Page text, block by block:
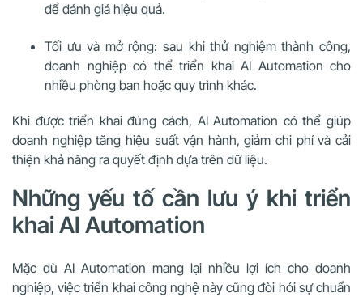
để đánh giá hiệu quả.
Tối ưu và mở rộng: sau khi thử nghiệm thành công,
doanh nghiệp có thể triển khai AI Automation cho
nhiều phòng ban hoặc quy trình khác.
Khi được triển khai đúng cách, AI Automation có thể giúp
doanh nghiệp tăng hiệu suất vận hành, giảm chi phí và cải
thiện khả năng ra quyết định dựa trên dữ liệu.
Những yếu tố cần lưu ý khi triển
khai AI Automation
Mặc dù AI Automation mang lại nhiều lợi ích cho doanh
nghiệp, việc triển khai công nghệ này cũng đòi hỏi sự chuẩn